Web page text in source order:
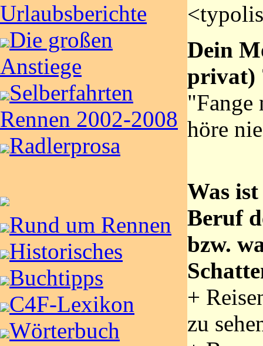
Urlaubsberichte
Die großen
Anstiege
Selberfahrten
Rennen 2002-2008
Radlerprosa
Rund um Rennen
Historisches
Buchtipps
C4F-Lexikon
Wörterbuch
Dein
privat)
"Fange
höre
Was
Beruf
bzw.
+
zu